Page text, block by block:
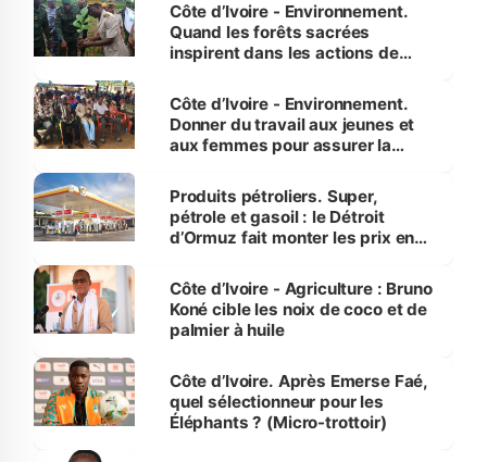
Côte d’Ivoire - Environnement.
Quand les forêts sacrées
inspirent dans les actions de
Côte d’Ivoire - Environnement.
Donner du travail aux jeunes et
aux femmes pour assurer la
menacées
Produits pétroliers. Super,
pétrole et gasoil : le Détroit
d’Ormuz fait monter les prix en
Côte d’Ivoire - Agriculture : Bruno
Koné cible les noix de coco et de
palmier à huile
Côte d’Ivoire. Après Emerse Faé,
quel sélectionneur pour les
Éléphants ? (Micro-trottoir)